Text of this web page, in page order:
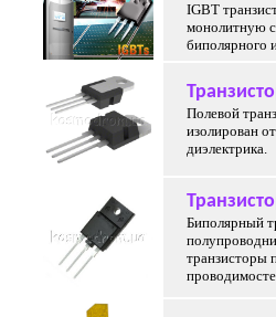
IGBT
монолитную
биполярного
Полевой
изолирован
диэлектрика.
Биполярный
транзисторы